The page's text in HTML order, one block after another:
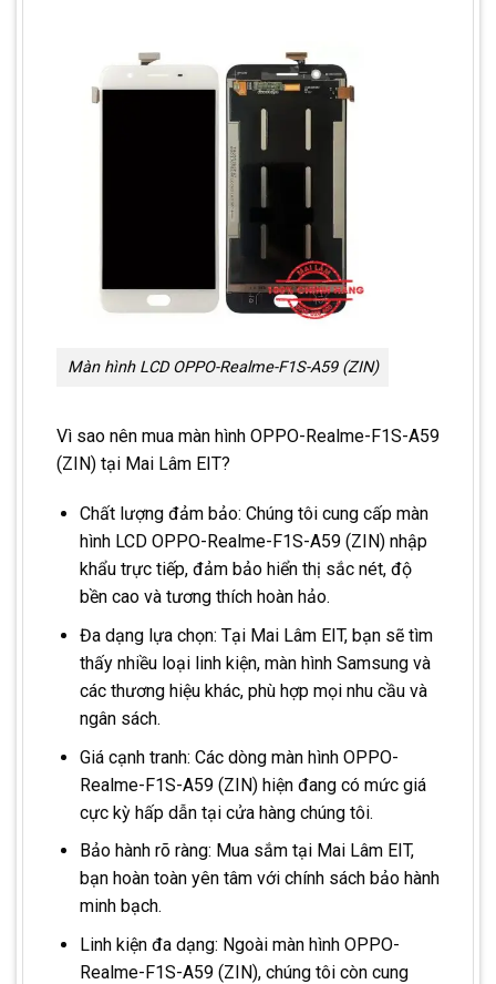
Màn hình LCD OPPO-Realme-F1S-A59 (ZIN)
Vì sao nên mua màn hình OPPO-Realme-F1S-A59
(ZIN) tại Mai Lâm EIT?
Chất lượng đảm bảo: Chúng tôi cung cấp màn
hình LCD OPPO-Realme-F1S-A59 (ZIN) nhập
khẩu trực tiếp, đảm bảo hiển thị sắc nét, độ
bền cao và tương thích hoàn hảo.
Đa dạng lựa chọn: Tại Mai Lâm EIT, bạn sẽ tìm
thấy nhiều loại linh kiện, màn hình Samsung và
các thương hiệu khác, phù hợp mọi nhu cầu và
ngân sách.
Giá cạnh tranh: Các dòng màn hình OPPO-
Realme-F1S-A59 (ZIN) hiện đang có mức giá
cực kỳ hấp dẫn tại cửa hàng chúng tôi.
Bảo hành rõ ràng: Mua sắm tại Mai Lâm EIT,
bạn hoàn toàn yên tâm với chính sách bảo hành
minh bạch.
Linh kiện đa dạng: Ngoài màn hình OPPO-
Realme-F1S-A59 (ZIN), chúng tôi còn cung